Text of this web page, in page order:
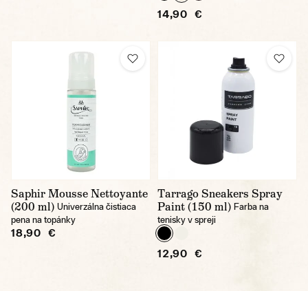
14,90 €
Saphir Mousse Nettoyante
(200 ml) Univerzálna čistiaca
pena na topánky
18,90 €
Tarrago Sneakers Spray
Paint (150 ml) Farba na
tenisky v spreji
12,90 €